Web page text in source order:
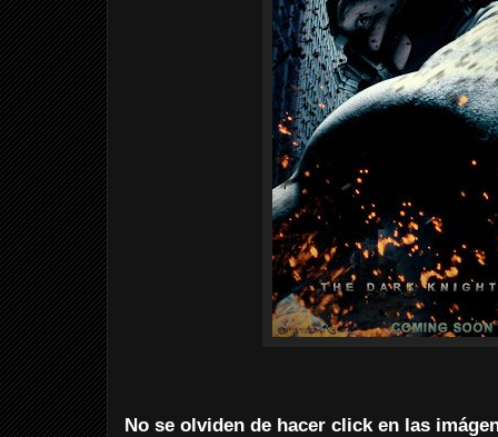
No se olviden de hacer click en las